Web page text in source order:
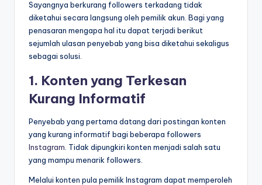
Sayangnya berkurang followers terkadang tidak
diketahui secara langsung oleh pemilik akun. Bagi yang
penasaran mengapa hal itu dapat terjadi berikut
sejumlah ulasan penyebab yang bisa diketahui sekaligus
sebagai solusi.
1. Konten yang Terkesan
Kurang Informatif
Penyebab yang pertama datang dari postingan konten
yang kurang informatif bagi beberapa followers
Instagram . Tidak dipungkiri konten menjadi salah satu
yang mampu menarik followers.
Melalui konten pula pemilik Instagram dapat memperoleh